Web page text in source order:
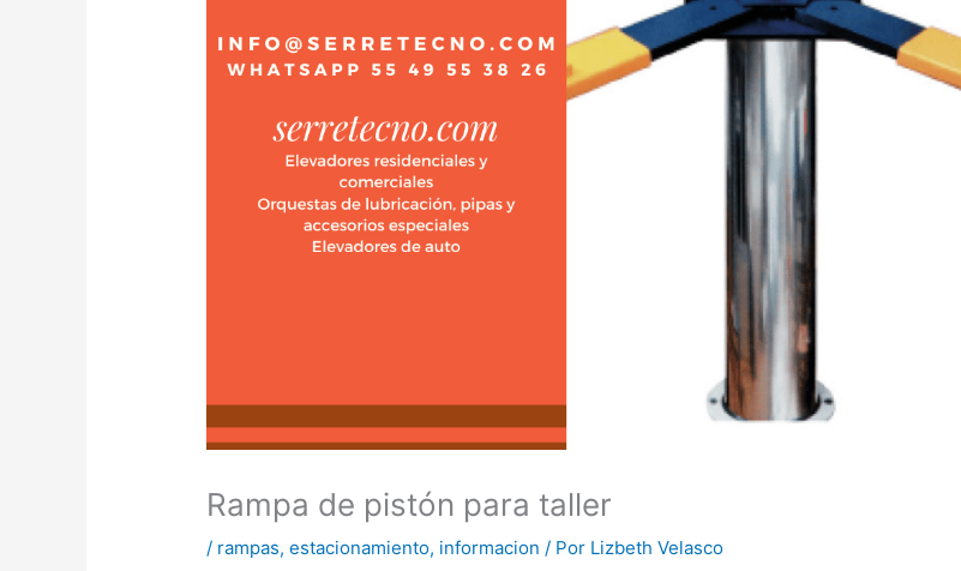
Rampa de pistón para taller
/ rampas,estacionamiento, informacion / Por Lizbeth Velasco